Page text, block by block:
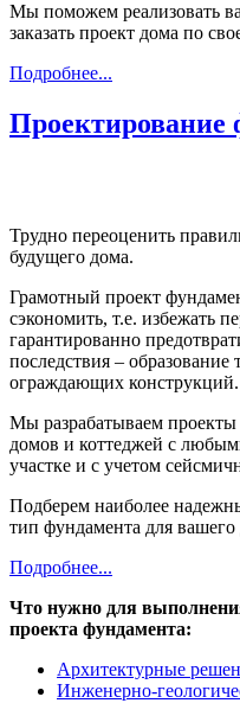
Мы поможем реализовать
заказать проект дома по
Подробнее...
Проектирование
Трудно переоценить
будущего дома.
Грамотный проект
сэкономить, т.е. избежать
гарантированно
последствия –
ограждающих конструкций.
Мы разрабатываем
домов и коттеджей с
участке и с учетом
Подберем наиболее
тип фундамента для вашего
Подробнее...
Что нужно для
проекта фундамента:
Архитектурные
Инженерно-